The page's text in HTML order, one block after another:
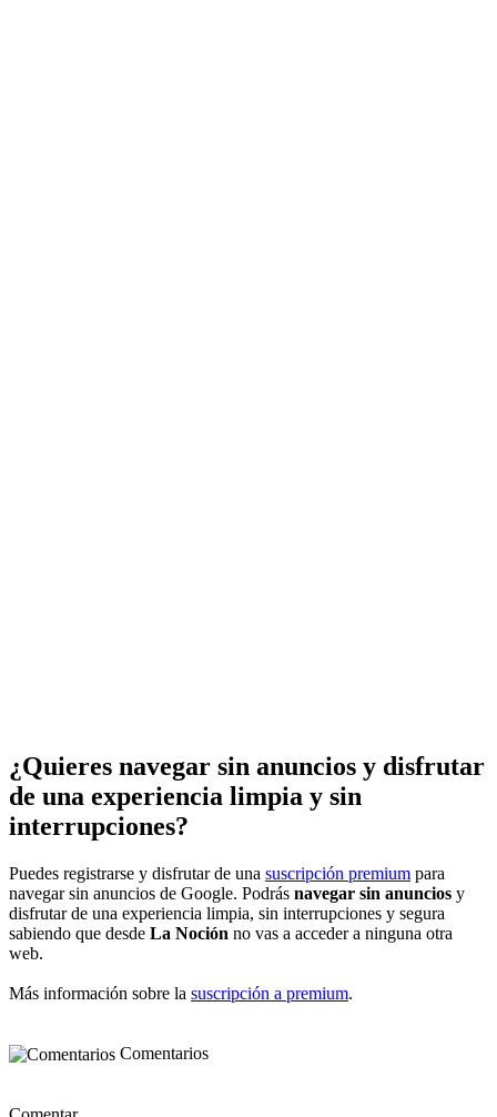
¿Quieres navegar sin anuncios y disfrutar
de una experiencia limpia y sin
interrupciones?
Puedes registrarse y disfrutar de una suscripción premium para
navegar sin anuncios de Google. Podrás navegar sin anuncios y
disfrutar de una experiencia limpia, sin interrupciones y segura
sabiendo que desde La Noción no vas a acceder a ninguna otra
web.
Más información sobre la suscripción a premium.
Comentarios